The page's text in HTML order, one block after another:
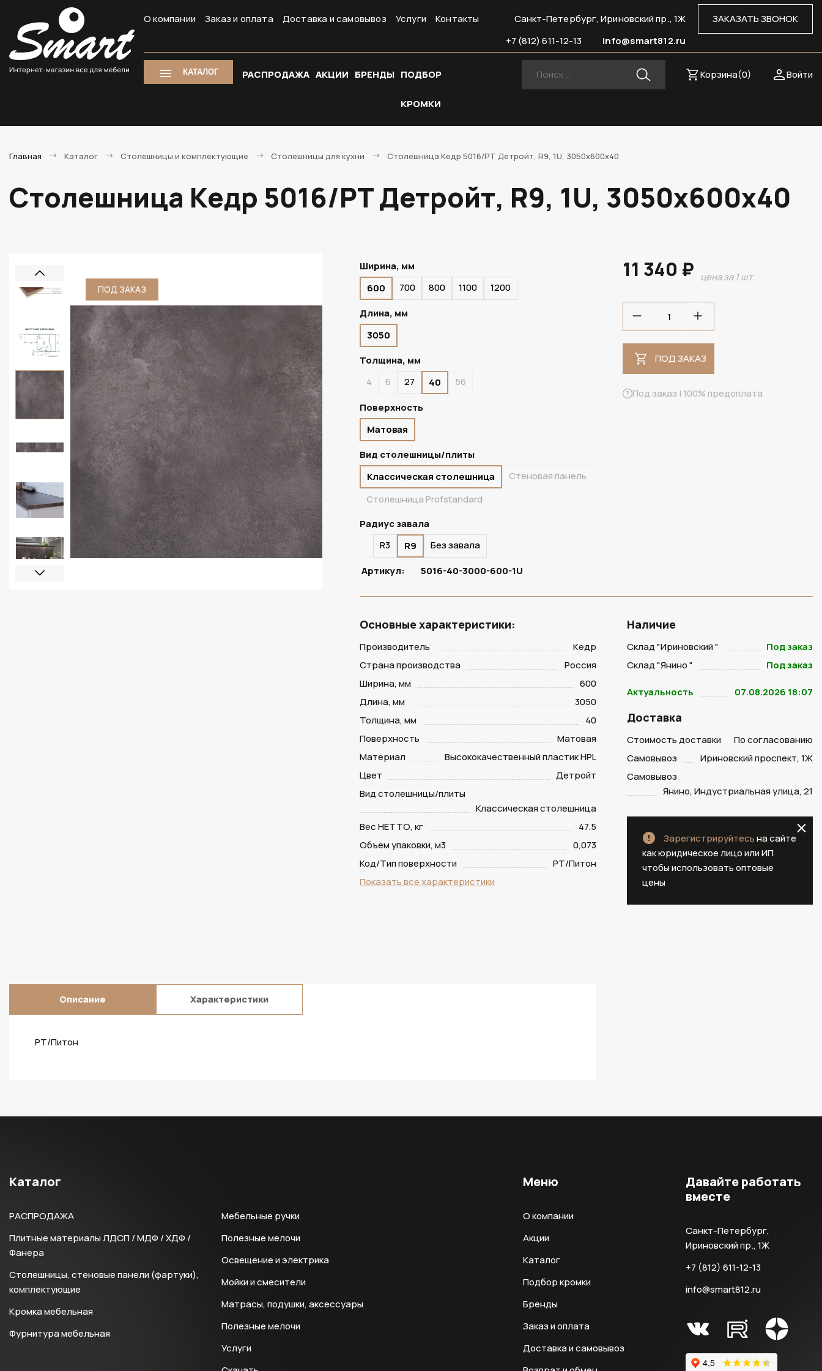
О компании Заказ и оплата Доставка и самовывоз Услуги Контакты ЗАКАЗАТЬ ЗВОНОК
Санкт-Петербург, Ириновский пр., 1Ж
info@smart812.ru
+7 (812) 611-12-13
КАТАЛОГ РАСПРОДАЖА АКЦИИ БРЕНДЫ ПОДБОР
КРОМКИ
Войти
Корзина(0)
Главная Каталог Столешницы и комплектующие Cтолешницы для кухни Столешница Кедр 5016/PT Детройт, R9, 1U, 3050х600х40
Столешница Кедр 5016/PT Детройт, R9, 1U, 3050х600х40
ПОД ЗАКАЗ ПОД ЗАКАЗ
Ширина, мм
600
700 800 1100
1200
Длина, мм
3050
Толщина, мм
4
6 27 40
56
Поверхность
Матовая
Вид столешницы/плиты
Классическая столешница
Стеновая панель
Столешница Profstandard
Радиус завала
R3
R9
Без завала
Артикул:
5016-40-3000-600-1U
11 340 ₽ цена за 1 шт
ПОД ЗАКАЗ
Под заказ | 100% предоплата
Основные характеристики:
Производитель
Кедр
Страна производства
Россия
Ширина, мм
600
Длина, мм
3050
Толщина, мм
40
Поверхность
Матовая
Материал
Высококачественный пластик HPL
Цвет
Детройт
Вид столешницы/плиты
Классическая столешница
Вес НЕТТО, кг
47.5
Объем упаковки, м3
0,073
Код/Тип поверхности
PT/Питон
Показать все характеристики
Наличие
Склад "Ириновский "
Под заказ
Склад "Янино "
Под заказ
Актуальность 07.08.2026 18:07
Доставка
Стоимость доставки
По согласованию
Самовывоз
Ириновский проспект, 1Ж
Самовывоз
Янино, Индустриальная улица, 21
Зарегистрируйтесьна сайте
как юридическое лицо или ИП
чтобы использовать оптовые
цены
Описание Характеристики
PT/Питон
Каталог
РАСПРОДАЖА
Плитные материалы ЛДСП / МДФ / ХДФ /
Фанера
Столешницы, стеновые панели (фартуки),
комплектующие
Кромка мебельная
Фурнитура мебельная
Мебельные ручки
Полезные мелочи
Освещение и электрика
Мойки и смесители
Матрасы, подушки, аксессуары
Полезные мелочи
Услуги
Меню
О компании
Акции
Каталог
Подбор кромки
Бренды
Заказ и оплата
Доставка и самовывоз
Давайте работать
вместе
Санкт-Петербург,
Ириновский пр., 1Ж
+7 (812) 611-12-13
info@smart812.ru